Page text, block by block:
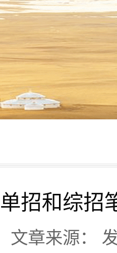
招和综招
文章来源：